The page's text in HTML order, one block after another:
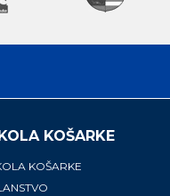
KOŠARKE
KOŠARKE